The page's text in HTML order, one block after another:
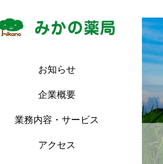
お知らせ
企業概要
業務内容・サービス
アクセス